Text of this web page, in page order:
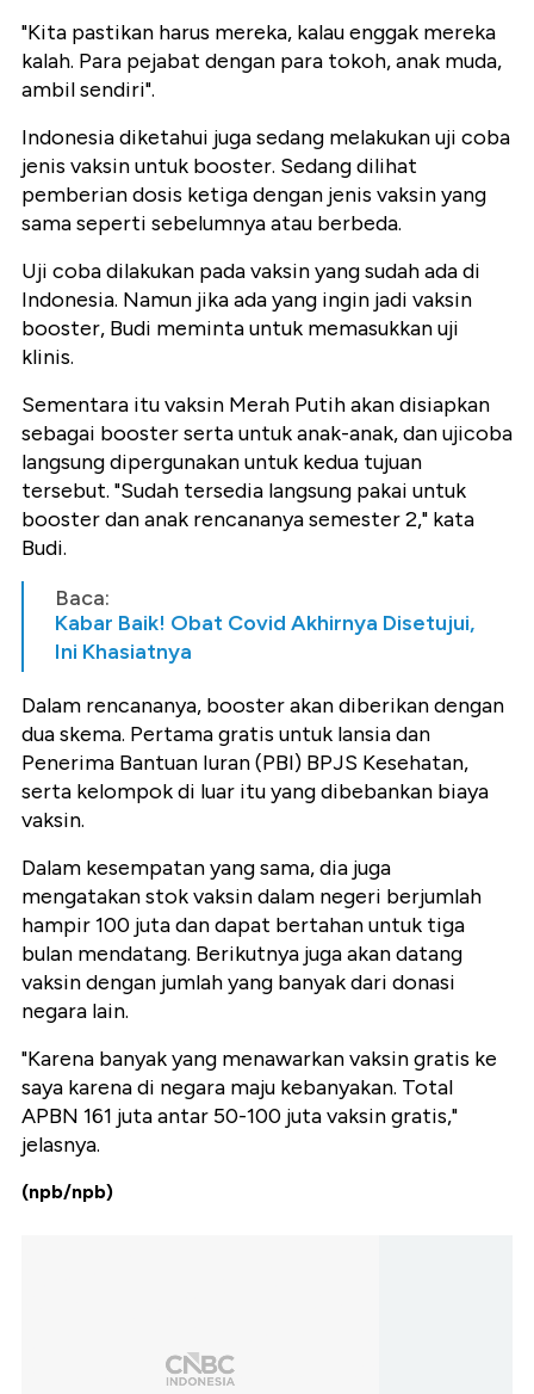
"Kita pastikan harus mereka, kalau enggak mereka
kalah. Para pejabat dengan para tokoh, anak muda,
ambil sendiri".
Indonesia diketahui juga sedang melakukan uji coba
jenis vaksin untuk booster. Sedang dilihat
pemberian dosis ketiga dengan jenis vaksin yang
sama seperti sebelumnya atau berbeda.
Uji coba dilakukan pada vaksin yang sudah ada di
Indonesia. Namun jika ada yang ingin jadi vaksin
booster, Budi meminta untuk memasukkan uji
klinis.
Sementara itu vaksin Merah Putih akan disiapkan
sebagai booster serta untuk anak-anak, dan ujicoba
langsung dipergunakan untuk kedua tujuan
tersebut. "Sudah tersedia langsung pakai untuk
booster dan anak rencananya semester 2," kata
Budi.
Baca:
Kabar Baik! Obat Covid Akhirnya Disetujui,
Ini Khasiatnya
Dalam rencananya, booster akan diberikan dengan
dua skema. Pertama gratis untuk lansia dan
Penerima Bantuan Iuran (PBI) BPJS Kesehatan,
serta kelompok di luar itu yang dibebankan biaya
vaksin.
Dalam kesempatan yang sama, dia juga
mengatakan stok vaksin dalam negeri berjumlah
hampir 100 juta dan dapat bertahan untuk tiga
bulan mendatang. Berikutnya juga akan datang
vaksin dengan jumlah yang banyak dari donasi
negara lain.
"Karena banyak yang menawarkan vaksin gratis ke
saya karena di negara maju kebanyakan. Total
APBN 161 juta antar 50-100 juta vaksin gratis,"
jelasnya.
(npb/npb)